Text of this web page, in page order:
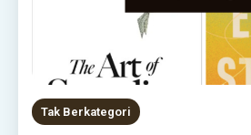
Tak Berkategori